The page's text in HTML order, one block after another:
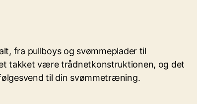
fra pullboys og svømmeplader til
takket være trådnetkonstruktionen, og det
til din svømmetræning.